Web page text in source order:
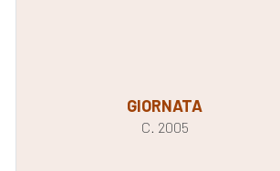
GIORNATA
C. 2005